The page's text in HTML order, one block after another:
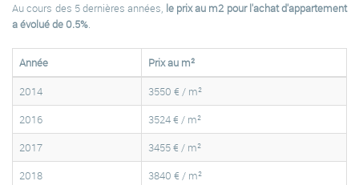
Au cours des 5 dernières années, le prix au m2 pour l'achat d'appartement
a évolué de 0.5%.
Année
Prix au m²
2014
3550 € / m²
2016
3524 € / m²
2017
3455 € / m²
2018
3840 € / m²